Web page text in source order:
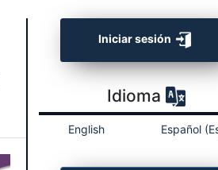
Iniciar sesión
Idioma
English Español